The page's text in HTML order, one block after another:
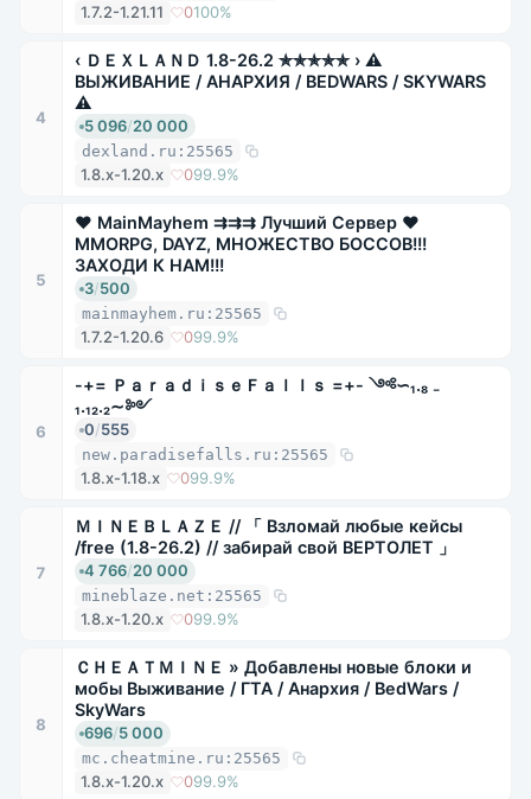
1.7.2-1.21.11 0100%
4
‹ ＤＥＸＬＡＮＤ 1.8-26.2 ✯✯✯✯✯ › ⚠
ВЫЖИВАНИЕ / АНАРХИЯ / BEDWARS / SKYWARS
⚠
5 096/20 000
dexland.ru:25565
1.8.x-1.20.x 099.9%
5
❤ MainMayhem ⇉⇉⇉ Лучший Сервер ❤
MMORPG, DAYZ, МНОЖЕСТВО БОССОВ!!!
ЗАХОДИ К НАМ!!!
3/500
mainmayhem.ru:25565
1.7.2-1.20.6 099.9%
6
-+= ＰａｒａｄｉｓｅＦａｌｌｓ =+- ༺∽₁.₈ ₋
₁.₁₂.₂∼༻
0/555
new.paradisefalls.ru:25565
1.8.x-1.18.x 099.9%
7
ＭＩＮＥＢＬＡＺＥ // 「 Взломай любые кейсы
/free (1.8-26.2) // забирай свой ВЕРТОЛЕТ 」
4 766/20 000
mineblaze.net:25565
1.8.x-1.20.x 099.9%
8
ＣＨＥＡＴＭＩＮＥ » Добавлены новые блоки и
мобы Выживание / ГТА / Анархия / BedWars /
SkyWars
696/5 000
mc.cheatmine.ru:25565
1.8.x-1.20.x 099.9%